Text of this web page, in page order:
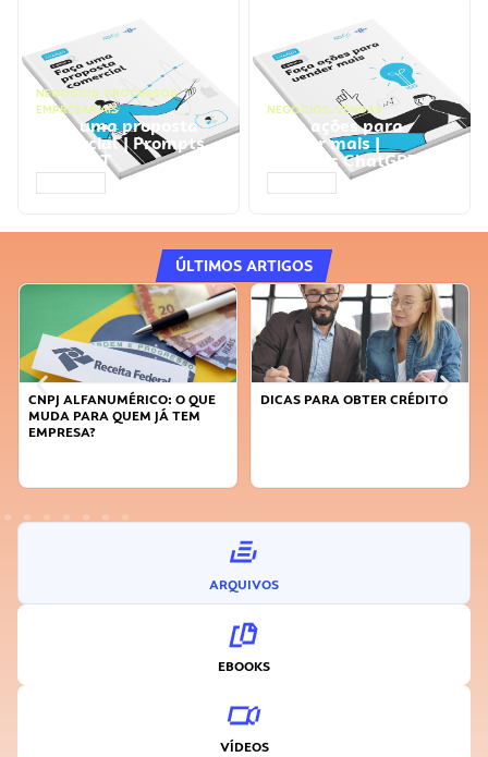
NEGÓCIOS, PROCESSOS
EMPRESARIAIS
Faça uma proposta
comercial | Prompts
ChatGPT
NEGÓCIOS, VENDAS
Faça ações para
vender mais |
Prompts ChatGPT
ÚLTIMOS ARTIGOS
DICAS PARA OBTER CRÉDITO
FAÇA A DIFERENÇA: SEJA
ARQUIVOS
EBOOKS
VÍDEOS